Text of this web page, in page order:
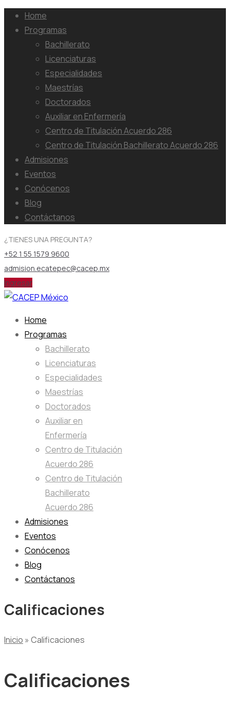
Home
Programas
Bachillerato
Licenciaturas
Especialidades
Maestrías
Doctorados
Auxiliar en Enfermería
Centro de Titulación Acuerdo 286
Centro de Titulación Bachillerato Acuerdo 286
Admisiones
Eventos
Conócenos
Blog
Contáctanos
¿TIENES UNA PREGUNTA?
+52 1 55 1579 9600
admision.ecatepec@cacep.mx
Ingresar
Home
Programas
Bachillerato
Licenciaturas
Especialidades
Maestrías
Doctorados
Auxiliar en
Enfermería
Centro de Titulación
Acuerdo 286
Centro de Titulación
Bachillerato
Acuerdo 286
Admisiones
Eventos
Conócenos
Blog
Contáctanos
Calificaciones
Inicio » Calificaciones
Calificaciones